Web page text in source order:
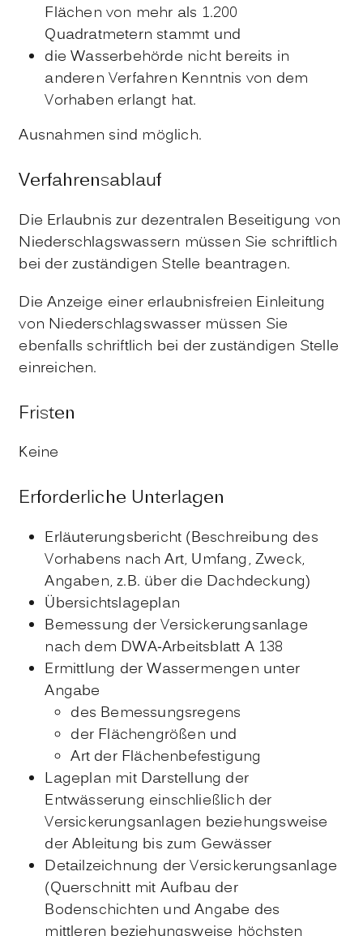
Flächen von mehr als 1.200
Quadratmetern stammt und
die Wasserbehörde nicht bereits in
anderen Verfahren Kenntnis von dem
Vorhaben erlangt hat.
Ausnahmen sind möglich.
Verfahrensablauf
Die Erlaubnis zur dezentralen Beseitigung von
Niederschlagswassern müssen Sie schriftlich
bei der zuständigen Stelle beantragen.
Die Anzeige einer erlaubnisfreien Einleitung
von Niederschlagswasser müssen Sie
ebenfalls schriftlich bei der zuständigen Stelle
einreichen.
Fristen
Keine
Erforderliche Unterlagen
Erläuterungsbericht (Beschreibung des
Vorhabens nach Art, Umfang, Zweck,
Angaben, z.B. über die Dachdeckung)
Übersichtslageplan
Bemessung der Versickerungsanlage
nach dem DWA-Arbeitsblatt A 138
Ermittlung der Wassermengen unter
Angabe
des Bemessungsregens
der Flächengrößen und
Art der Flächenbefestigung
Lageplan mit Darstellung der
Entwässerung einschließlich der
Versickerungsanlagen beziehungsweise
der Ableitung bis zum Gewässer
Detailzeichnung der Versickerungsanlage
(Querschnitt mit Aufbau der
Bodenschichten und Angabe des